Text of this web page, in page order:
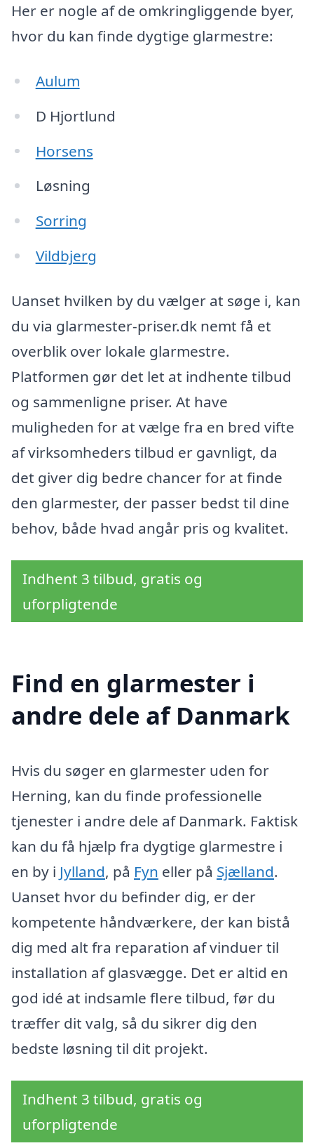
Her er nogle af de omkringliggende byer,
hvor du kan finde dygtige glarmestre:
Aulum
D Hjortlund
Horsens
Løsning
Sorring
Vildbjerg
Uanset hvilken by du vælger at søge i, kan
du via glarmester-priser.dk nemt få et
overblik over lokale glarmestre.
Platformen gør det let at indhente tilbud
og sammenligne priser. At have
muligheden for at vælge fra en bred vifte
af virksomheders tilbud er gavnligt, da
det giver dig bedre chancer for at finde
den glarmester, der passer bedst til dine
behov, både hvad angår pris og kvalitet.
Indhent 3 tilbud, gratis og
uforpligtende
Find en glarmester i
andre dele af Danmark
Hvis du søger en glarmester uden for
Herning, kan du finde professionelle
tjenester i andre dele af Danmark. Faktisk
kan du få hjælp fra dygtige glarmestre i
en by i Jylland, på Fyn eller på Sjælland.
Uanset hvor du befinder dig, er der
kompetente håndværkere, der kan bistå
dig med alt fra reparation af vinduer til
installation af glasvægge. Det er altid en
god idé at indsamle flere tilbud, før du
træffer dit valg, så du sikrer dig den
bedste løsning til dit projekt.
Indhent 3 tilbud, gratis og
uforpligtende